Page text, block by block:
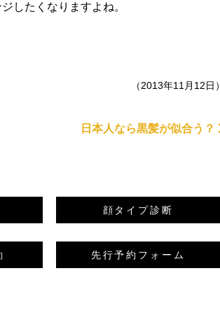
したくなりますよね。
（2013年11月12日）
日本人なら黒髪が似合う？
顔タイプ診断
先行予約フォーム